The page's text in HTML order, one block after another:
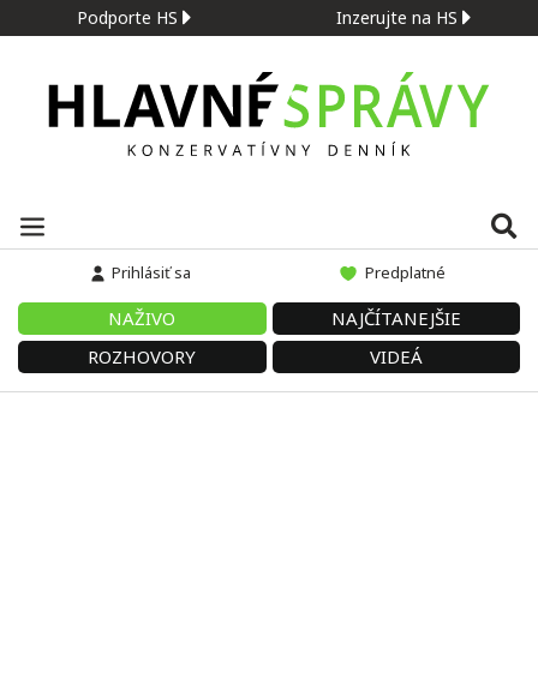
Podporte HS Inzerujte na HS
Prihlásiť sa Predplatné
NAŽIVO
NAJČÍTANEJŠIE
ROZHOVORY
VIDEÁ